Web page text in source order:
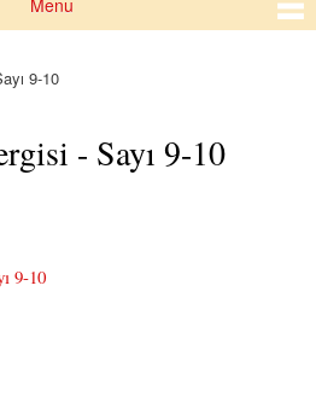
Menu
9-10
- Sayı 9-10
9-10